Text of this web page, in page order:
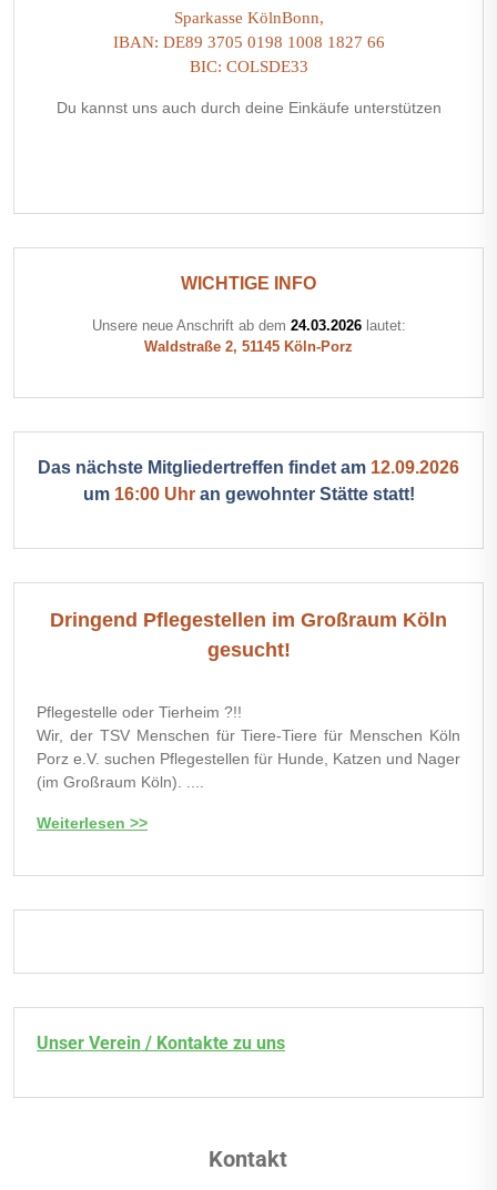
Sparkasse KölnBonn,
IBAN: DE89 3705 0198 1008 1827 66
BIC: COLSDE33
Du kannst uns auch durch deine Einkäufe unterstützen
WICHTIGE INFO
Unsere neue Anschrift ab dem 24.03.2026lautet:
Waldstraße 2, 51145 Köln-Porz
Das nächste Mitgliedertreffen findet am 12.09.2026
um 16:00 Uhran gewohnter Stätte statt!
Dringend Pflegestellen im Großraum Köln
gesucht!
Pflegestelle oder Tierheim ?!!
Wir, der TSV Menschen für Tiere-Tiere für Menschen Köln
Porz e.V. suchen Pflegestellen für Hunde, Katzen und Nager
(im Großraum Köln). ....
Weiterlesen >>
Unser Verein / Kontakte zu uns
Kontakt